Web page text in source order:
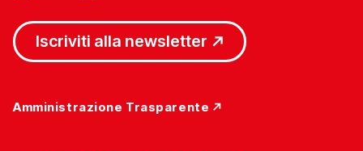
Iscriviti alla newsletter
Amministrazione Trasparente